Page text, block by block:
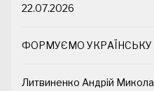
22.07.2026
ФОРМУЄМО УКРАЇНСЬКУ
Литвиненко Андрій